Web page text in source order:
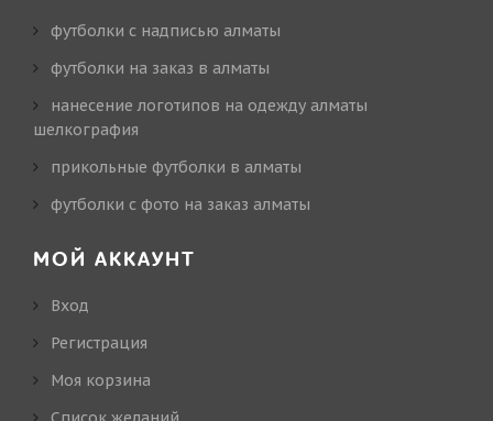
футболки с надписью алматы
футболки на заказ в алматы
нанесение логотипов на одежду алматы
шелкография
прикольные футболки в алматы
футболки с фото на заказ алматы
МОЙ АККАУНТ
Вход
Регистрация
Моя корзина